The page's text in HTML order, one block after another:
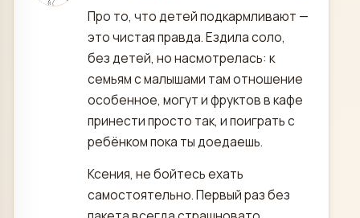
Про то, что детей подкармливают —
это чистая правда. Ездила соло,
без детей, но насмотрелась: к
семьям с малышами там отношение
особенное, могут и фруктов в кафе
принести просто так, и поиграть с
ребёнком пока ты доедаешь.
Ксения, не бойтесь ехать
самостоятельно. Первый раз без